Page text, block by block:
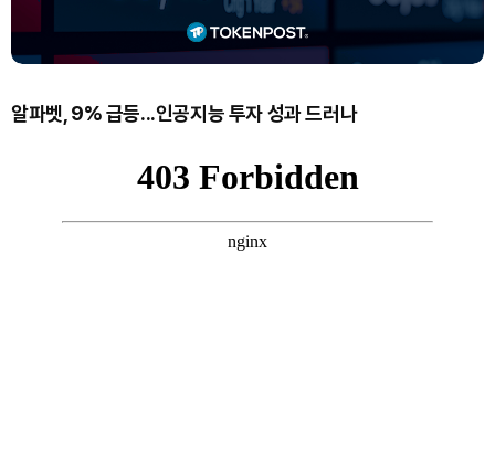
알파벳, 9% 급등...인공지능 투자 성과 드러나